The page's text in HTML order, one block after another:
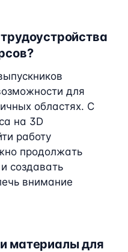
для
областях. С
на 3D
работу
продолжать
создавать
внимание
материалы для